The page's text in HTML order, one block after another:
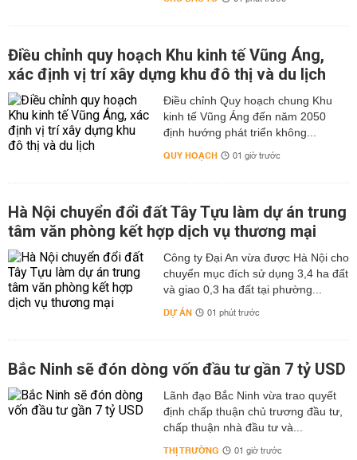
Điều chỉnh quy hoạch Khu kinh tế Vũng Áng,
xác định vị trí xây dựng khu đô thị và du lịch
Điều chỉnh Quy hoạch chung Khu
kinh tế Vũng Áng đến năm 2050
định hướng phát triển không...
QUY HOẠCH 01 giờ trước
Hà Nội chuyển đổi đất Tây Tựu làm dự án trung
tâm văn phòng kết hợp dịch vụ thương mại
Công ty Đại An vừa được Hà Nội cho
chuyển mục đích sử dụng 3,4 ha đất
và giao 0,3 ha đất tại phường...
DỰ ÁN 01 phút trước
Bắc Ninh sẽ đón dòng vốn đầu tư gần 7 tỷ USD
Lãnh đạo Bắc Ninh vừa trao quyết
định chấp thuận chủ trương đầu tư,
chấp thuận nhà đầu tư và...
THỊ TRƯỜNG 01 giờ trước